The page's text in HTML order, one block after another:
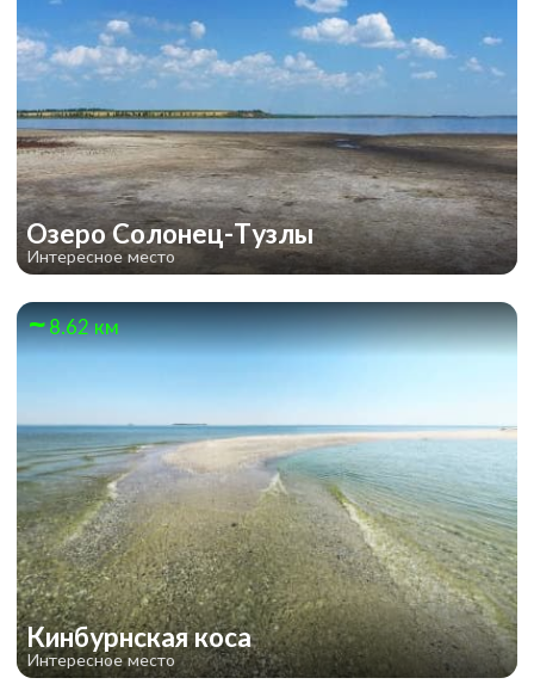
Озеро Солонец-Тузлы
Интересное место
8.62 км
Кинбурнская коса
Интересное место